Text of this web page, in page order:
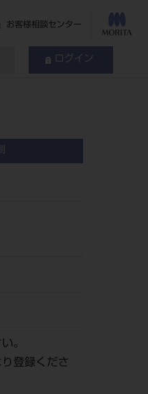
お客様相談センター
ログイン
。
り登録くださ